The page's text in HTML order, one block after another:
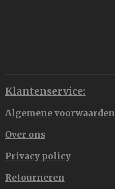
Klantenservice:
Algemene voorwaarden
Over ons
Privacy policy
Retourneren